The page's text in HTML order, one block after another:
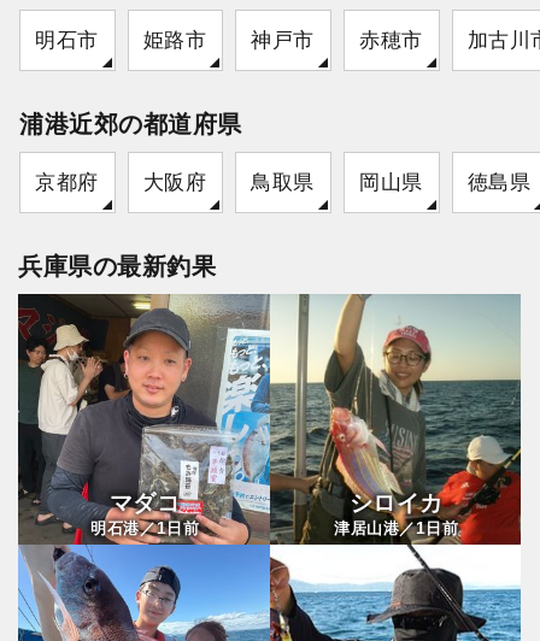
明石市 姫路市 神戸市 赤穂市 加古川
浦港近郊の都道府県
京都府 大阪府 鳥取県 岡山県 徳島県
兵庫県の最新釣果
マダコ
明石港／1日前
シロイカ
津居山港／1日前